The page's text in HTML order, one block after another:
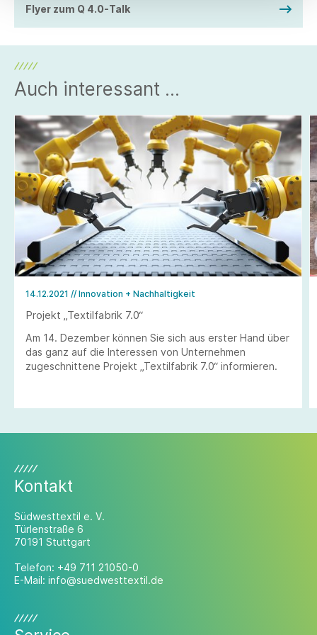
Flyer zum Q 4.0-Talk
Auch interessant ...
14.12.2021 // Innovation + Nachhaltigkeit
Projekt „Textilfabrik 7.0“
Am 14. Dezember können Sie sich aus erster Hand über
das ganz auf die Interessen von Unternehmen
zugeschnittene Projekt „Textilfabrik 7.0“ informieren.
Kontakt
Südwesttextil e. V.
Türlenstraße 6
70191 Stuttgart
Telefon: +49 711 21050-0
E-Mail: info@suedwesttextil.de